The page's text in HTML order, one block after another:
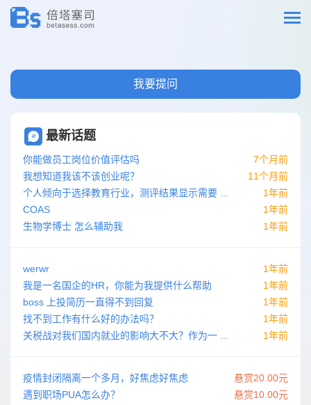
我要提问
最新话题
7个月前
你能做员工岗位价值评估吗
11个月前
我想知道我该不该创业呢？
1年前
个人倾向于选择教育行业，测评结果显示需要 ...
1年前
COAS
1年前
生物学博士 怎么辅助我
1年前
werwr
1年前
我是一名国企的HR，你能为我提供什么帮助
1年前
boss 上投简历一直得不到回复
1年前
找不到工作有什么好的办法吗？
1年前
关税战对我们国内就业的影响大不大？作为一 ...
悬赏20.00元
疫情封闭隔离一个多月，好焦虑好焦虑
悬赏10.00元
遇到职场PUA怎么办？